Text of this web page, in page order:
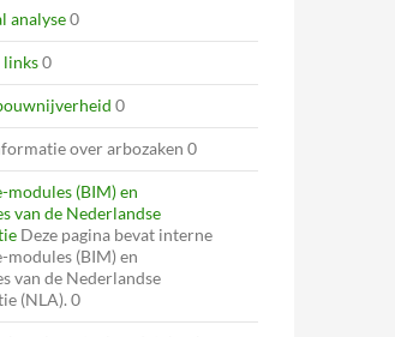
analyse0
links0
0
over arbozaken 0
modules (BIM) en
van de Nederlandse
Deze pagina bevat interne
modules (BIM) en
van de Nederlandse
(NLA). 0